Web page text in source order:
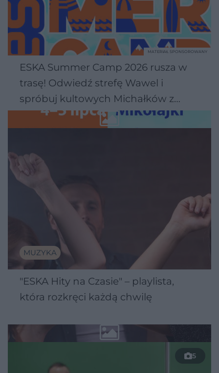
ESKA Summer Camp 2026 rusza w
trasę! Odwiedź strefę Wawel i
spróbuj kultowych Michałków z
Wawelu
MATERIAŁ SPONSOROWANY
MUZYKA
"ESKA Hity na Czasie" – playlista,
która rozkręci każdą chwilę
5